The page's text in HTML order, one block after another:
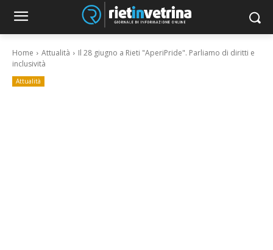
Home Attualità
Il 28 giugno a Rieti "AperiPride". Parliamo di diritti e
inclusività
Attualità